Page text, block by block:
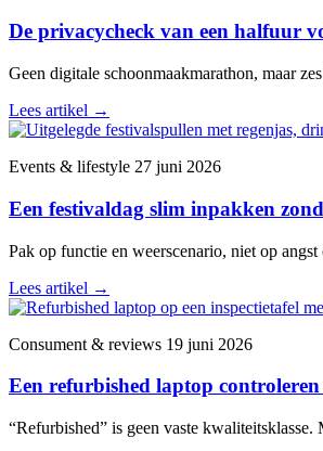
De privacycheck van een halfuur
Geen digitale schoonmaakmarathon, maar
Lees artikel →
Events & lifestyle 27 juni 2026
Een festivaldag slim inpakken
Pak op functie en weerscenario, niet op
Lees artikel →
Consument & reviews 19 juni 2026
Een refurbished laptop
“Refurbished” is geen vaste